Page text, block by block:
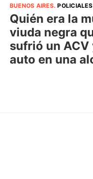
BUENOS AIRES.POLICIALES
Quién era la
viuda negra
sufrió un
auto en una